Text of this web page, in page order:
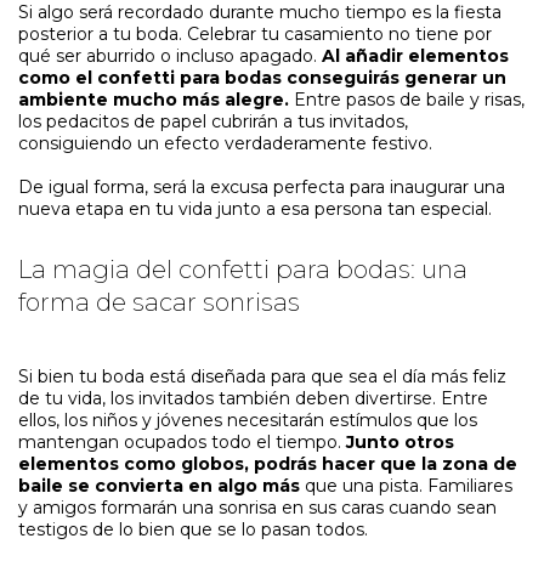
Si algo será recordado durante mucho tiempo es la fiesta
posterior a tu boda. Celebrar tu casamiento no tiene por
qué ser aburrido o incluso apagado. Al añadir elementos
como el confetti para bodas conseguirás generar un
ambiente mucho más alegre. Entre pasos de baile y risas,
los pedacitos de papel cubrirán a tus invitados,
consiguiendo un efecto verdaderamente festivo.
De igual forma, será la excusa perfecta para inaugurar una
nueva etapa en tu vida junto a esa persona tan especial.
La magia del confetti para bodas: una
forma de sacar sonrisas
Si bien tu boda está diseñada para que sea el día más feliz
de tu vida, los invitados también deben divertirse. Entre
ellos, los niños y jóvenes necesitarán estímulos que los
mantengan ocupados todo el tiempo.Junto otros
elementos como globos, podrás hacer que la zona de
baile se convierta en algo más que una pista. Familiares
y amigos formarán una sonrisa en sus caras cuando sean
testigos de lo bien que se lo pasan todos.